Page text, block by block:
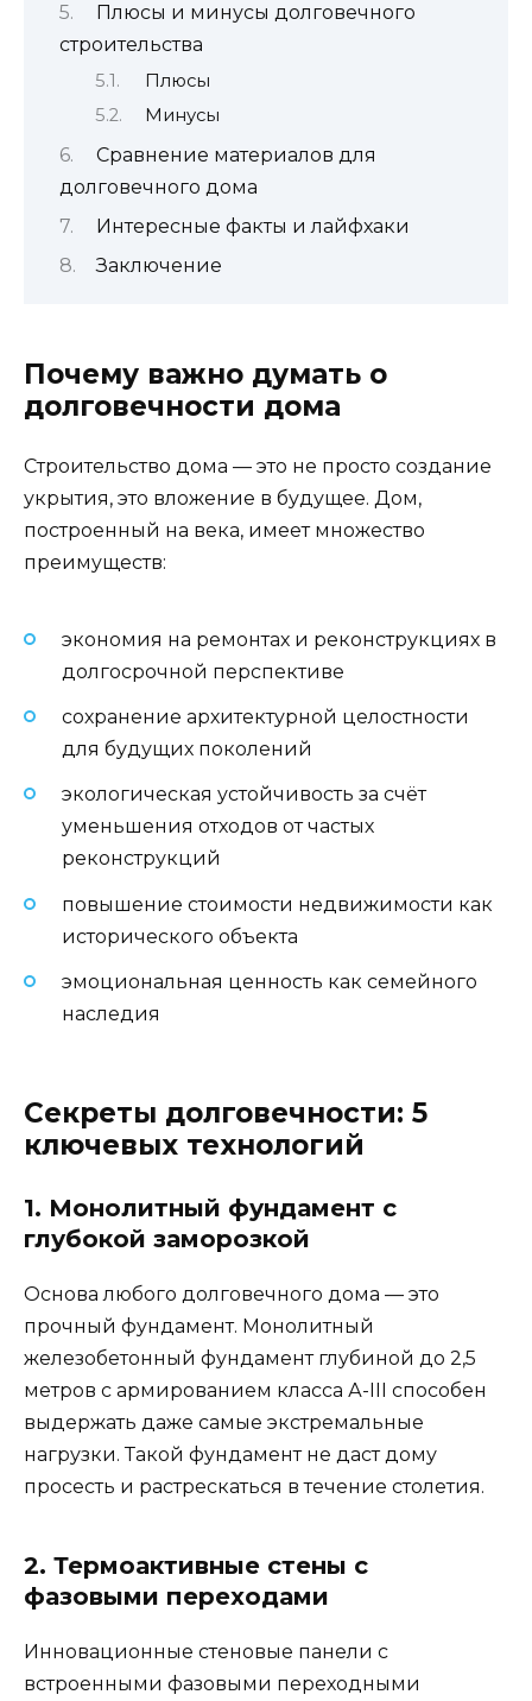
Плюсы и минусы долговечного
строительства
Плюсы
Минусы
Сравнение материалов для
долговечного дома
Интересные факты и лайфхаки
Заключение
Почему важно думать о
долговечности дома
Строительство дома — это не просто создание
укрытия, это вложение в будущее. Дом,
построенный на века, имеет множество
преимуществ:
экономия на ремонтах и реконструкциях в
долгосрочной перспективе
сохранение архитектурной целостности
для будущих поколений
экологическая устойчивость за счёт
уменьшения отходов от частых
реконструкций
повышение стоимости недвижимости как
исторического объекта
эмоциональная ценность как семейного
наследия
Секреты долговечности: 5
ключевых технологий
1. Монолитный фундамент с
глубокой заморозкой
Основа любого долговечного дома — это
прочный фундамент. Монолитный
железобетонный фундамент глубиной до 2,5
метров с армированием класса А-III способен
выдержать даже самые экстремальные
нагрузки. Такой фундамент не даст дому
просесть и растрескаться в течение столетия.
2. Термоактивные стены с
фазовыми переходами
Инновационные стеновые панели с
встроенными фазовыми переходными